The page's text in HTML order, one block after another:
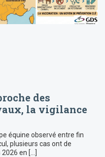
des
la vigilance
équine observé entre fin
plusieurs cas ont de
en […]